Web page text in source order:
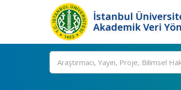
İstanbul
Akademik Veri
Ara